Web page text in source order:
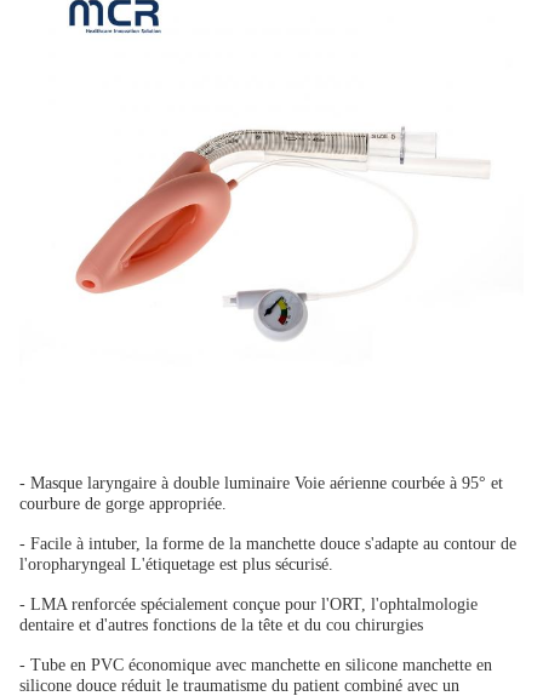
- Masque laryngaire à double luminaire Voie aérienne courbée à 95° et
courbure de gorge appropriée.
- Facile à intuber, la forme de la manchette douce s'adapte au contour de
l'oropharyngeal L'étiquetage est plus sécurisé.
- LMA renforcée spécialement conçue pour l'ORT, l'ophtalmologie
dentaire et d'autres fonctions de la tête et du cou chirurgies
- Tube en PVC économique avec manchette en silicone manchette en
silicone douce réduit le traumatisme du patient combiné avec un